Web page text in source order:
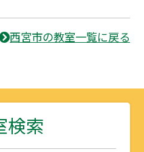
西宮市の教室一覧に戻る
検索